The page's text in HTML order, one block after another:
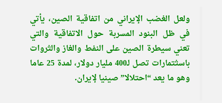
ولعل الغضب الإيراني من اتفاقية الصين، يأتي
في ظل البنود المسربة حول الاتفاقية والتي
تعني سيطرة الصين على النفط والغاز والثروات
باسثتمارات تصل لـ400 مليار دولار، لمدة 25 عاما
وهو ما يعد “احتلالا” صينيا لإيران.